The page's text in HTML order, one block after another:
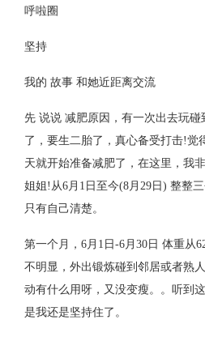
呼啦圈
坚持
我的 故事 和她近距离交流
先 说说 减肥原因，有一次出去玩
了，要生二胎了，真心备受打击!觉
天就开始准备减肥了，在这里，我
姐姐!从6月1日至今(8月29日) 整整
只有自己清楚。
第一个月，6月1日-6月30日 体重从
不明显，外出锻炼碰到邻居或者熟
动有什么用呀，又没变瘦。。听到
是我还是坚持住了。